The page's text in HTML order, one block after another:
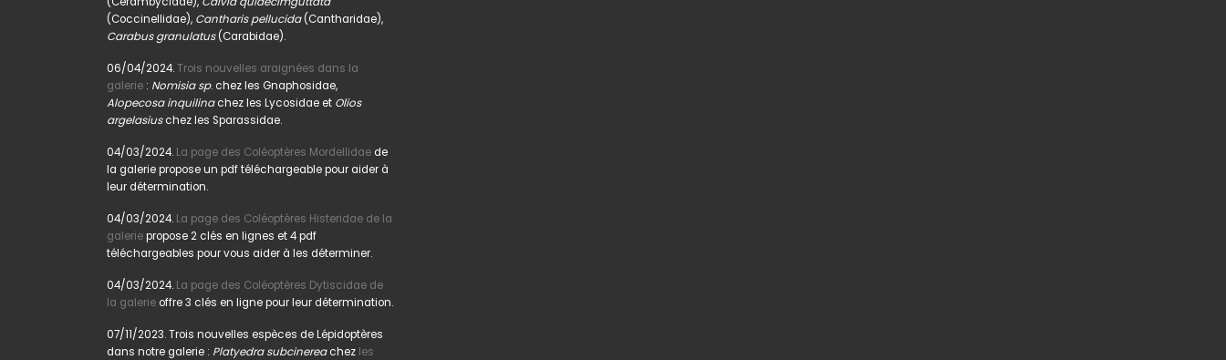
(Coccinellidae), Cantharis pellucida(Cantharidae),
Carabus granulatus(Carabidae).
06/04/2024.Trois nouvelles araignées dans la
galerie : Nomisia sp. chez les Gnaphosidae,
Alopecosa inquilinachez les Lycosidae et Olios
argelasiuschez les Sparassidae.
04/03/2024. La page des Coléoptères Mordellidaede
la galerie propose un pdf téléchargeable pour aider à
leur détermination.
04/03/2024. La page des Coléoptères Histeridae de la
galeriepropose 2 clés en lignes et 4 pdf
téléchargeables pour vous aider à les déterminer.
04/03/2024. La page des Coléoptères Dytiscidae de
la galerie offre 3 clés en ligne pour leur détermination.
07/11/2023. Trois nouvelles espèces de Lépidoptères
dans notre galerie : Platyedra subcinereachez les